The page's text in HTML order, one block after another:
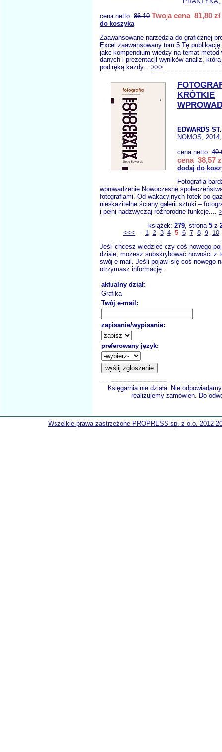
cena netto: 86.10 Twoja cena 81,80 zł
do koszyka
Zaawansowane narzędzia do graficznej
Excel zaawansowany tom 5 Tę
jako kompendium wiedzy na temat metod
danych i prezentacji wyników analiz,
pod ręką każdy... >>>
KRÓTKIE
EDWARDS ST.
NOMOS,
cena netto:
cena 38,57
dodaj do
Fotografia
wprowadzenie Nowoczesne
fotografiami. Od wakacyjnych fotek po
nieskazitelne ściany galerii sztuki –
i pełni nadzwyczaj różnorodne funkcje....
książek: 279, strona 5z
<<< - 1 2 3 4 5 6 7 8 9
10
Jeśli chcesz wiedzieć czy coś nowego
dziale, możesz subskrybować nowości z
swój e-mail. Jeśli pojawi się coś nowego
otrzymasz informację.
aktualny dział:
Grafika
Twój e-mail:
zapisanie/wypisanie:
preferowany język:
Księgarnia nie działa. Nie
realizujemy zamówien. Do
Wszelkie prawa zastrzeżone PROPRESS sp. z o.o. 2012-